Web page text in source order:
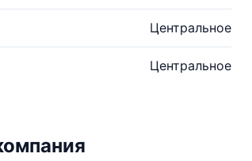
Центральное
Центральное